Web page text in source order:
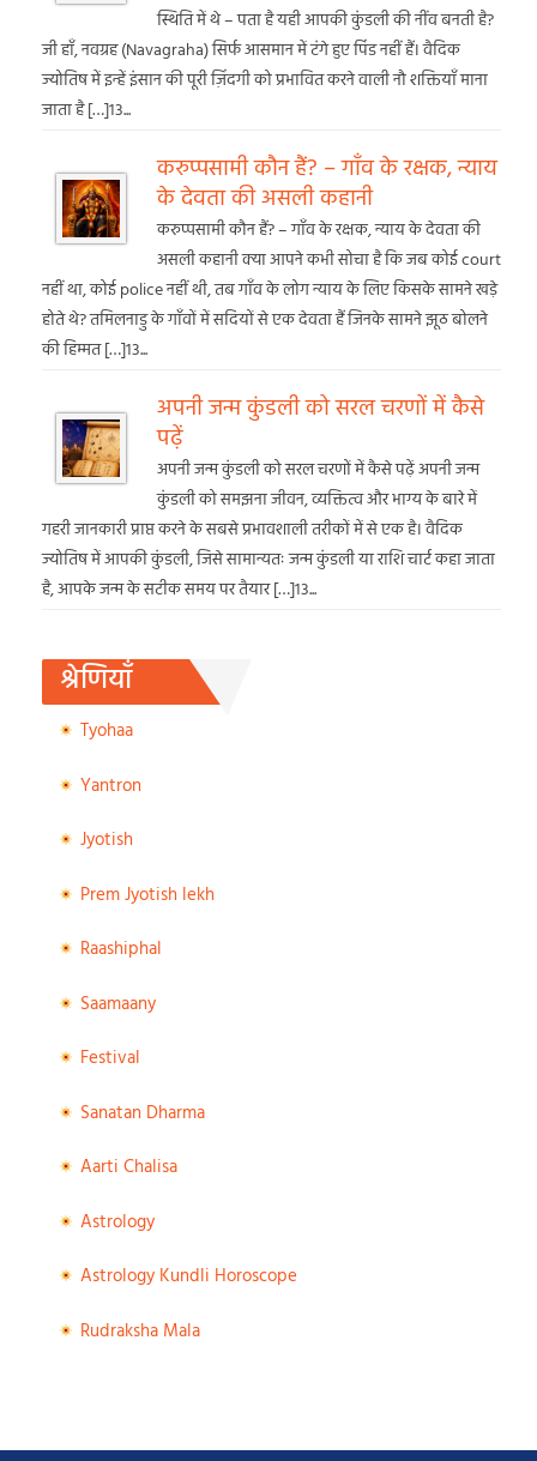
स्थिति में थे – पता है यही आपकी कुंडली की नींव बनती है?
जी हाँ, नवग्रह (Navagraha) सिर्फ आसमान में टंगे हुए पिंड नहीं हैं। वैदिक
ज्योतिष में इन्हें इंसान की पूरी ज़िंदगी को प्रभावित करने वाली नौ शक्तियाँ माना
जाता है […]13...
करुप्पसामी कौन हैं? – गाँव के रक्षक, न्याय
के देवता की असली कहानी
करुप्पसामी कौन हैं? – गाँव के रक्षक, न्याय के देवता की
असली कहानी क्या आपने कभी सोचा है कि जब कोई court
नहीं था, कोई police नहीं थी, तब गाँव के लोग न्याय के लिए किसके सामने खड़े
होते थे? तमिलनाडु के गाँवों में सदियों से एक देवता हैं जिनके सामने झूठ बोलने
की हिम्मत […]13...
अपनी जन्म कुंडली को सरल चरणों में कैसे
पढ़ें
अपनी जन्म कुंडली को सरल चरणों में कैसे पढ़ें अपनी जन्म
कुंडली को समझना जीवन, व्यक्तित्व और भाग्य के बारे में
गहरी जानकारी प्राप्त करने के सबसे प्रभावशाली तरीकों में से एक है। वैदिक
ज्योतिष में आपकी कुंडली, जिसे सामान्यतः जन्म कुंडली या राशि चार्ट कहा जाता
है, आपके जन्म के सटीक समय पर तैयार […]13...
श्रेणियाँ
Tyohaa
Yantron
Jyotish
Prem Jyotish lekh
Raashiphal
Saamaany
Festival
Sanatan Dharma
Aarti Chalisa
Astrology
Astrology Kundli Horoscope
Rudraksha Mala